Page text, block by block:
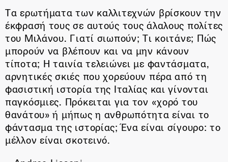
Τα ερωτήματα των καλλιτεχνών βρίσκουν την
έκφρασή τους σε αυτούς τους άλαλους πολίτες
του Μιλάνου. Γιατί σιωπούν; Τι κοιτάνε; Πώς
μπορούν να βλέπουν και να μην κάνουν
τίποτα; Η ταινία τελειώνει με φαντάσματα,
αρνητικές σκιές που χορεύουν πέρα από τη
φασιστική ιστορία της Ιταλίας και γίνονται
παγκόσμιες. Πρόκειται για τον «χορό του
θανάτου» ή μήπως η ανθρωπότητα είναι το
φάντασμα της ιστορίας; Ένα είναι σίγουρο: το
μέλλον είναι σκοτεινό.